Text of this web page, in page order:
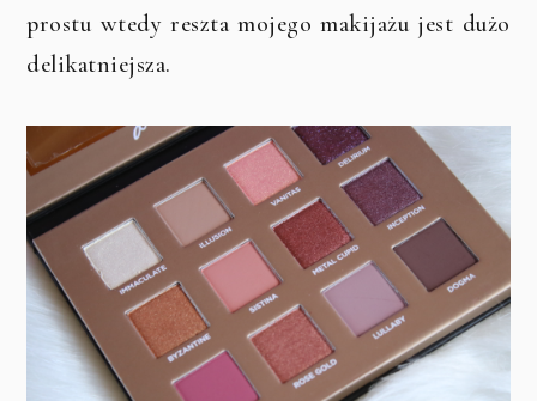
prostu wtedy reszta mojego makijażu jest dużo
delikatniejsza.